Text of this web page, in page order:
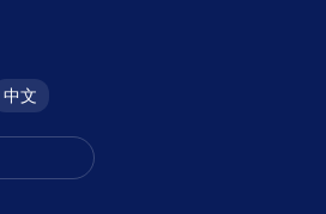
中文